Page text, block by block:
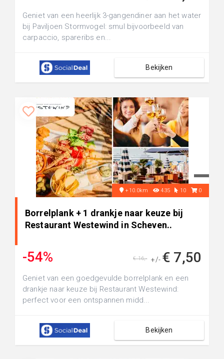
Geniet van een heerlijk 3-gangendiner aan het water
bij Paviljoen Stormvogel: smul bijvoorbeeld van
carpaccio, spareribs en...
Bekijken
+10.0km 435 10 0
Borrelplank + 1 drankje naar keuze bij
Restaurant Westewind in Scheven..
-54% +/- € 7,50
€ 16,-
Geniet van een goedgevulde borrelplank en een
drankje naar keuze bij Restaurant Westewind:
perfect voor een ontspannen midd...
Bekijken